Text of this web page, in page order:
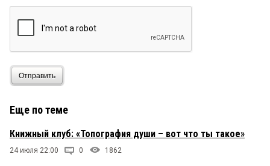
Отправить
Еще по теме
Книжный клуб: «Топография души – вот что ты такое»
24 июля 22:00 0 1862